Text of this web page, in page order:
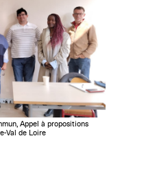
Appel à propositions
Val de Loire